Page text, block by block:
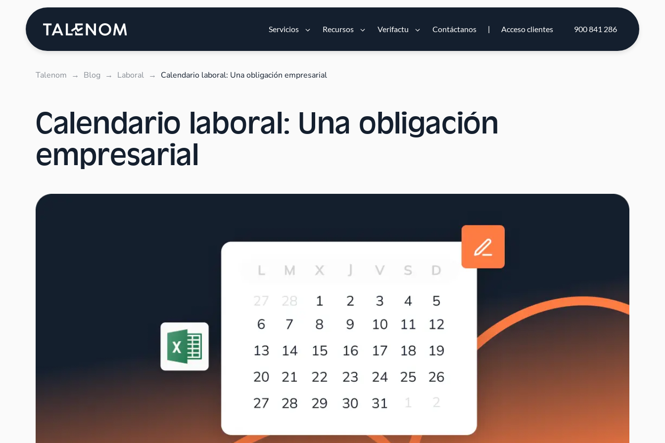
Servicios Recursos Verifactu Contáctanos Acceso clientes 900 841 286
Talenom → Blog → Laboral → Calendario laboral: Una obligación empresarial
Calendario laboral: Una obligación
empresarial